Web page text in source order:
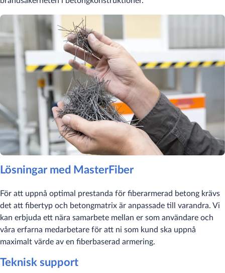
Lösningar med MasterFiber
För att uppnå optimal prestanda för fiberarmerad betong krävs
det att fibertyp och betongmatrix är anpassade till varandra. Vi
kan erbjuda ett nära samarbete mellan er som användare och
våra erfarna medarbetare för att ni som kund ska uppnå
maximalt värde av en fiberbaserad armering.
Teknisk support